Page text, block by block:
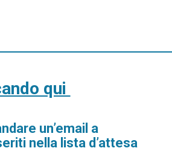
qui
un’email a
nella lista d’attesa